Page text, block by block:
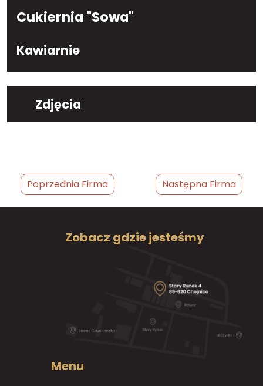
Cukiernia "Sowa"
Kawiarnie
Zdjęcia
Poprzednia Firma Następna Firma
Zobacz gdzie jesteśmy
Menu